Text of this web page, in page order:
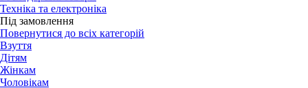
Техніка та електроніка
Під замовлення
Повернутися до всіх категорій
Взуття
Дітям
Жінкам
Чоловікам